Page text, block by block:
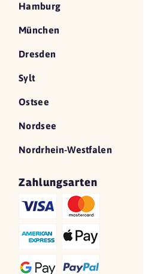
Hamburg
München
Dresden
Sylt
Ostsee
Nordsee
Nordrhein-Westfalen
Zahlungsarten